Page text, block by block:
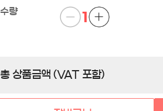
수량
1
총 상품금액 (VAT 포함)